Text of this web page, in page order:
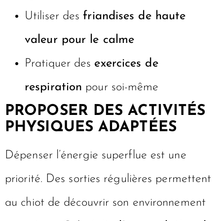
Utiliser des friandises de haute
valeur pour le calme
Pratiquer des exercices de
respiration pour soi-même
PROPOSER DES ACTIVITÉS
PHYSIQUES ADAPTÉES
Dépenser l’énergie superflue est une
priorité. Des sorties régulières permettent
au chiot de découvrir son environnement